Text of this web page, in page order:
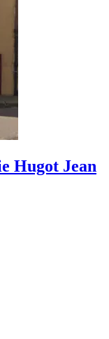
Hugot Jean